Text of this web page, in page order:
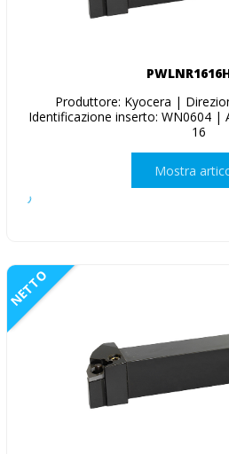
Produttore: Kyocera |
Identificazione inserto: WN0604 |
16
Mostra
NETTO